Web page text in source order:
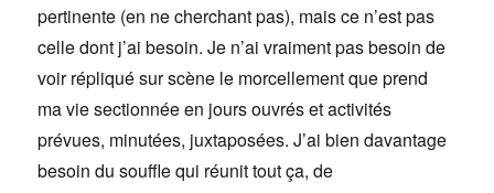
pertinente (en ne cherchant pas), mais ce n’est pas
celle dont j’ai besoin. Je n’ai vraiment pas besoin de
voir répliqué sur scène le morcellement que prend
ma vie sectionnée en jours ouvrés et activités
prévues, minutées, juxtaposées. J’ai bien davantage
besoin du souffle qui réunit tout ça, de